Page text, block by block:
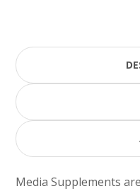
Media Supplements